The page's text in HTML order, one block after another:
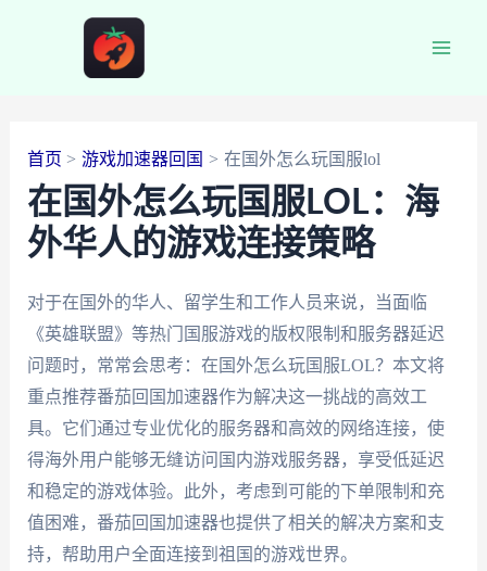
首页 游戏加速器回国 在国外怎么玩国服lol
在国外怎么玩国服LOL：海
外华人的游戏连接策略
对于在国外的华人、留学生和工作人员来说，当面临
《英雄联盟》等热门国服游戏的版权限制和服务器延迟
问题时，常常会思考：在国外怎么玩国服LOL？本文将
重点推荐番茄回国加速器作为解决这一挑战的高效工
具。它们通过专业优化的服务器和高效的网络连接，使
得海外用户能够无缝访问国内游戏服务器，享受低延迟
和稳定的游戏体验。此外，考虑到可能的下单限制和充
值困难，番茄回国加速器也提供了相关的解决方案和支
持，帮助用户全面连接到祖国的游戏世界。